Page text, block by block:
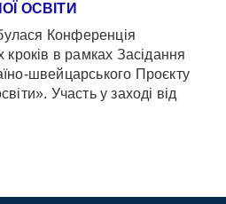
ОСВІТИ
Конференція
кроків в рамках Засідання
швейцарського Проєкту
Участь у заході від